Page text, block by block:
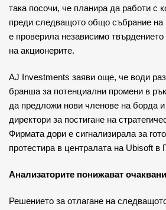
така посочи, че планира да работи с
преди следващото общо събрание на
е проверила независимо твърдението
на акционерите.
AJ Investments заяви още, че води
бранша за потенциални промени в
да предложи нови членове на борда
директори за постигане на
Фирмата дори е сигнализирала за
протестира в централата на Ubisoft
Анализаторите понижават
Решението за отлагане на